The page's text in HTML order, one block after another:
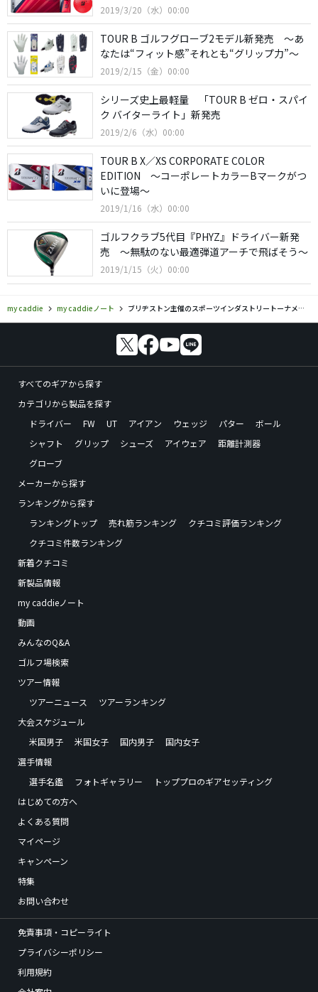
2019/3/20（水）00:00
TOUR B ゴルフグローブ2モデル新発売 〜あ
なたは“フィット感”それとも“グリップ力”〜
2019/2/15（金）00:00
シリーズ史上最軽量 「TOUR B ゼロ・スパイ
ク バイターライト」新発売
2019/2/6（水）00:00
TOUR B X／XS CORPORATE COLOR
EDITION 〜コーポレートカラーBマークがつ
いに登場〜
2019/1/16（水）00:00
ゴルフクラブ5代目『PHYZ』ドライバー新発
売 〜無駄のない最適弾道アーチで飛ばそう〜
2019/1/15（火）00:00
my caddie my caddieノート ブリヂストン主催のスポーツインダストリートーナメント開幕
すべてのギアから探す
カテゴリから製品を探す
ドライバー
FW UT アイアン ウェッジ パター
ボール
シャフト
グリップ シューズ アイウェア
距離計測器
グローブ
メーカーから探す
ランキングから探す
ランキングトップ
売れ筋ランキング
クチコミ評価ランキング
クチコミ件数ランキング
新着クチコミ
新製品情報
my caddieノート
動画
みんなのQ&A
ゴルフ場検索
ツアー情報
ツアーニュース
ツアーランキング
大会スケジュール
米国男子
米国女子 国内男子
国内女子
選手情報
選手名鑑
フォトギャラリー
トッププロのギアセッティング
はじめての方へ
よくある質問
マイページ
キャンペーン
特集
お問い合わせ
免責事項・コピーライト
プライバシーポリシー
利用規約